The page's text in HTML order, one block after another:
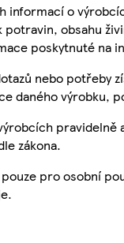
informací o
potravin, obsahu
poskytnuté na
nebo potřeby
daného výrobku,
pravidelně
zákona.
pro osobní